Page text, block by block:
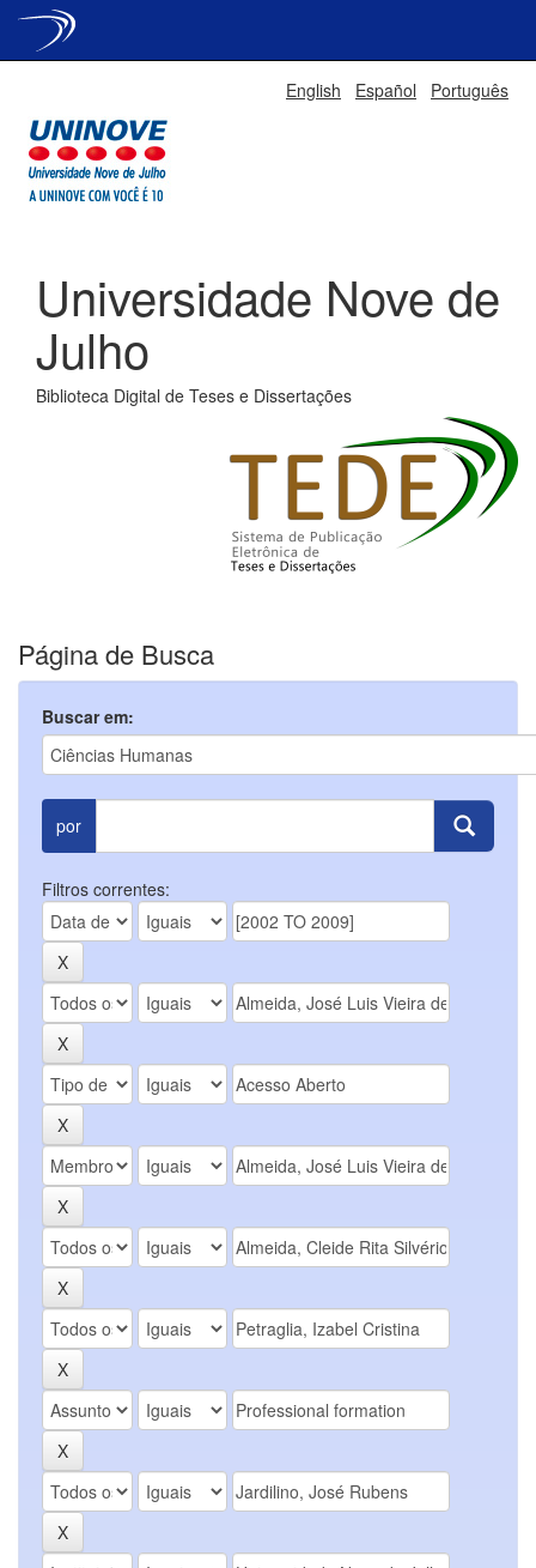
English Español Português
Universidade Nove de
Julho
Biblioteca Digital de Teses e Dissertações
Página de Busca
Buscar em:
por
Filtros correntes: